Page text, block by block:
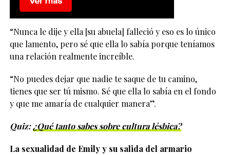
“Nunca le dije y ella [su abuela] falleció y eso es lo único
que lamento, pero sé que ella lo sabía porque teníamos
una relación realmente increíble.
“No puedes dejar que nadie te saque de tu camino,
tienes que ser tú mismo. Sé que ella lo sabía en el fondo
y que me amaría de cualquier manera”.
Quiz:¿Qué tanto sabes sobre cultura lésbica?
La sexualidad de Emily y su salida del armario